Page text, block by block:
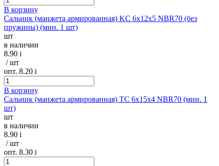
В корзину
Сальник (манжета армированная) KC 6х12х5 NBR70 (без
пружины) (мин. 1 шт)
шт
в наличии
8.90 i
/ шт
опт. 8.20 i
В корзину
Сальник (манжета армированная) TC 6х15х4 NBR70 (мин. 1
шт)
шт
в наличии
8.90 i
/ шт
опт. 8.30 i